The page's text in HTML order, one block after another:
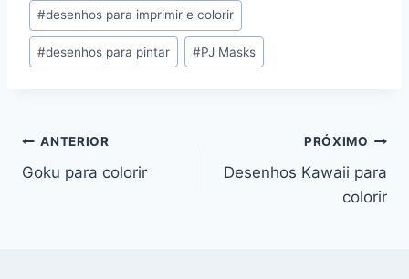
#desenhos para imprimir e colorir
#desenhos para pintar #PJ Masks
Navegação
de
ANTERIOR
Goku para colorir
PRÓXIMO
Desenhos Kawaii para
colorir